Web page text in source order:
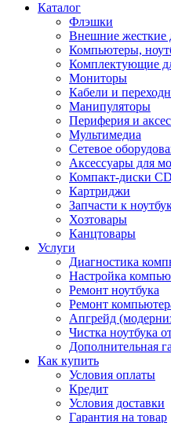
Каталог
Флэшки
Внешние жесткие
Компьютеры,
Комплектующие
Мониторы
Кабели и
Манипуляторы
Периферия и
Мультимедиа
Сетевое
Аксессуары для
Компакт-диски
Картриджи
Запчасти к
Хозтовары
Канцтовары
Услуги
Диагностика
Настройка
Ремонт ноутбука
Ремонт
Апгрейд
Чистка ноутбука
Дополнительная
Как купить
Условия оплаты
Кредит
Условия доставки
Гарантия на товар